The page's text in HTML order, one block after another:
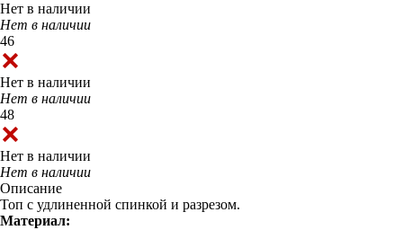
Нет в наличии
Нет в наличии
46
Нет в наличии
Нет в наличии
48
Нет в наличии
Нет в наличии
Описание
Топ с удлиненной спинкой и разрезом.
Материал: